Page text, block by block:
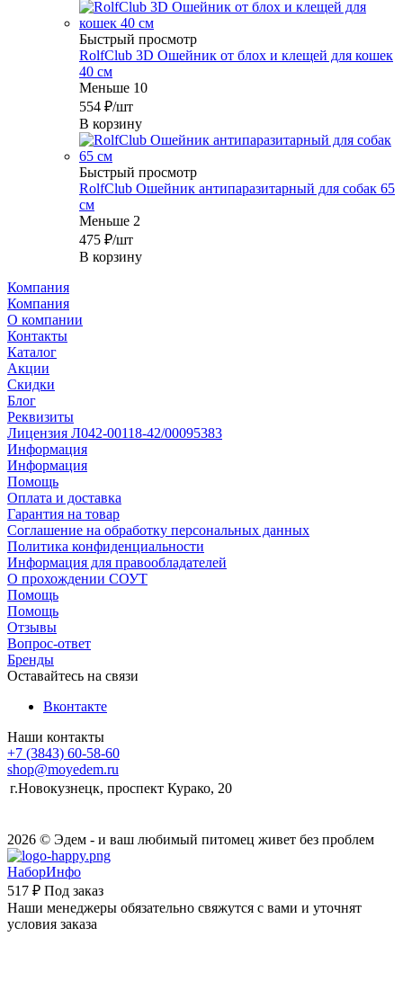
Быстрый просмотр
RolfClub 3D Ошейник от блох и клещей для кошек
40 см
Меньше 10
554 ₽/шт
В корзину
Быстрый просмотр
RolfClub Ошейник антипаразитарный для собак 65
см
Меньше 2
475 ₽/шт
В корзину
Компания
Компания
О компании
Контакты
Каталог
Акции
Скидки
Блог
Реквизиты
Лицензия Л042-00118-42/00095383
Информация
Информация
Помощь
Оплата и доставка
Гарантия на товар
Соглашение на обработку персональных данных
Политика конфиденциальности
Информация для правообладателей
О прохождении СОУТ
Помощь
Помощь
Отзывы
Вопрос-ответ
Бренды
Оставайтесь на связи
Вконтакте
Наши контакты
+7 (3843) 60-58-60
shop@moyedem.ru
г.Новокузнецк, проспект Курако, 20
2026 © Эдем - и ваш любимый питомец живет без проблем
НаборИнфо
517 ₽ Под заказ
Наши менеджеры обязательно свяжутся с вами и уточнят
условия заказа